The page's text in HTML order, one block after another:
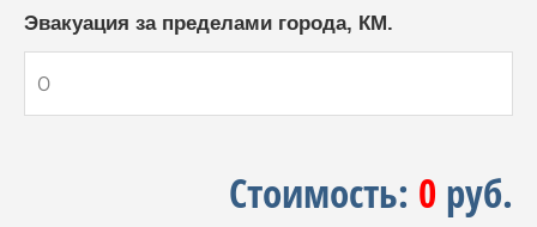
Эвакуация за пределами города, КМ.
Стоимость: 0 руб.